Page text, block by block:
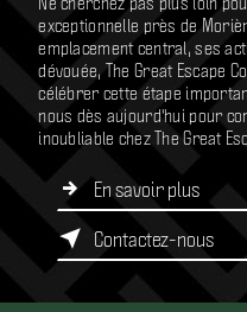
exceptionnelle près de
emplacement central, ses
dévouée, The Great Escape
célébrer cette étape
nous dès aujourd'hui pour
inoubliable chez The Great
En savoir plus
Contactez-nous